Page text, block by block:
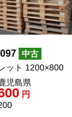
木製パレ
置場：愛